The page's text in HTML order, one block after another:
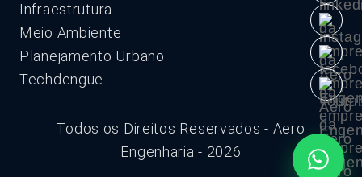
Infraestrutura
Meio Ambiente
Planejamento Urbano
Techdengue
Todos os Direitos Reservados - Aero
Engenharia - 2026